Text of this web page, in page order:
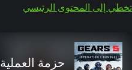
تخطي إلى المحتوى الرئيسي
حزمة العملية 1